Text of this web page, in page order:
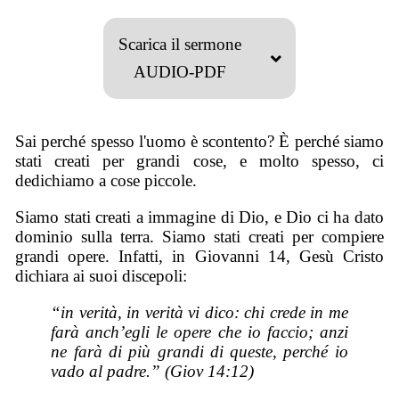
Scarica il sermone
AUDIO-PDF
Sai perché spesso l'uomo è scontento? È perché siamo
stati creati per grandi cose, e molto spesso, ci
dedichiamo a cose piccole.
Siamo stati creati a immagine di Dio, e Dio ci ha dato
dominio sulla terra. Siamo stati creati per compiere
grandi opere. Infatti, in Giovanni 14, Gesù Cristo
dichiara ai suoi discepoli:
“in verità, in verità vi dico: chi crede in me
farà anch’egli le opere che io faccio; anzi
ne farà di più grandi di queste, perché io
vado al padre.” (Giov 14:12)